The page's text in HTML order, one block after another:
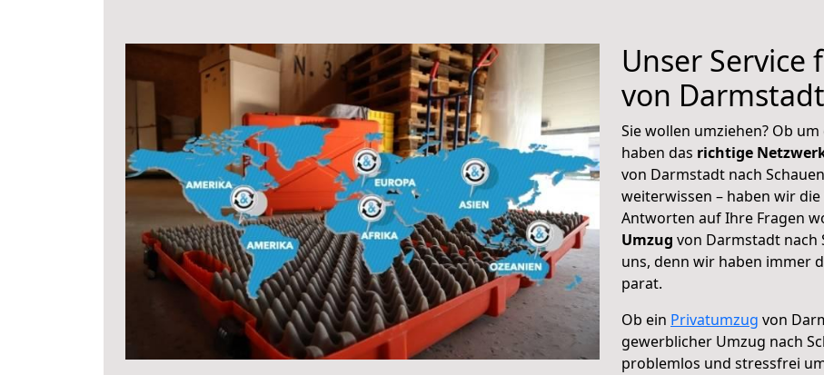
Unser Service
von
Sie wollen umziehen? Ob
haben das richtige
von Darmstadt nach
weiterwissen – haben wir
Antworten auf Ihre Fragen
Umzug von Darmstadt nach
uns, denn wir haben immer
parat.
Ob ein Privatumzug von
gewerblicher Umzug nach
problemlos und stressfrei